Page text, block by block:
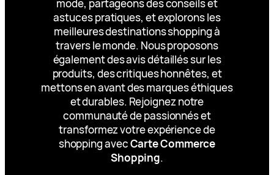
mode, partageons des conseils et
astuces pratiques, et explorons les
meilleures destinations shopping à
travers le monde. Nous proposons
également des avis détaillés sur les
produits, des critiques honnêtes, et
mettons en avant des marques éthiques
et durables. Rejoignez notre
communauté de passionnés et
transformez votre expérience de
shopping avecCarte Commerce
Shopping.